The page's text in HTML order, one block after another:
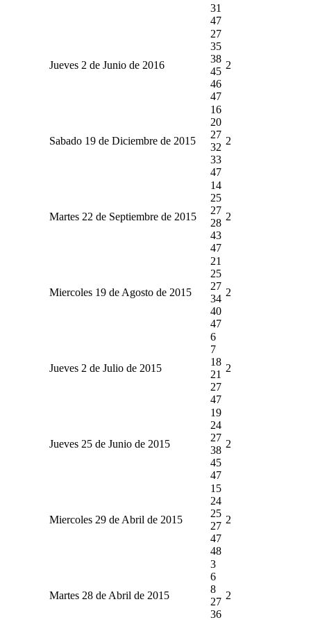
31
47
Jueves 2 de Junio de 2016
27
35
38
45
46
47
2
Sabado 19 de Diciembre de 2015
16
20
27
32
33
47
2
Martes 22 de Septiembre de 2015
14
25
27
28
43
47
2
Miercoles 19 de Agosto de 2015
21
25
27
34
40
47
2
Jueves 2 de Julio de 2015
6
7
18
21
27
47
2
Jueves 25 de Junio de 2015
19
24
27
38
45
47
2
Miercoles 29 de Abril de 2015
15
24
25
27
47
48
2
Martes 28 de Abril de 2015
3
6
8
27
36
2